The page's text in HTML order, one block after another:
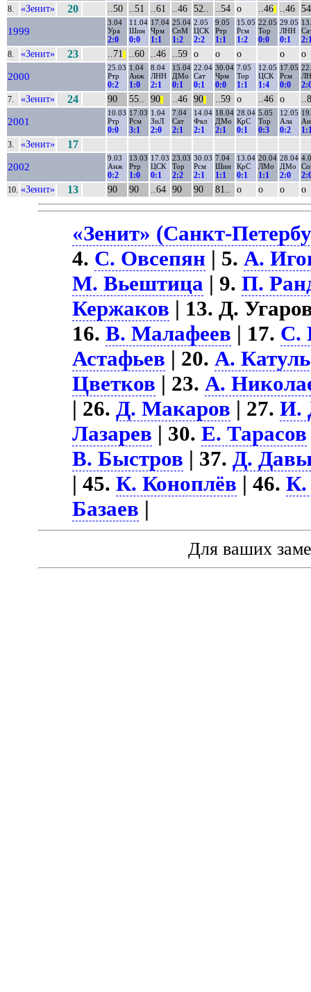
8. «Зенит» 20 ..50 ..51 ..61 ..46 52.. ..54 о ..46 ..46
1999
3.04
Ура
2:0
11.04
Шин
0:0
17.04
Чрм
1:1
25.04
СпМ
1:2
2.05
ЦСК
2:2
9.05
Ртр
1:1
15.05
Рсм
1:2
22.05
Тор
0:0
29.05
ЛНН
0:1
8. «Зенит» 23 ..71 ..60 ..46 ..59 о о о о о
2000
25.03
Ртр
0:2
1.04
Анж
1:0
8.04
ЛНН
2:1
15.04
ДМо
0:1
22.04
Сат
0:1
30.04
Чрм
0:0
7.05
Тор
1:1
12.05
ЦСК
1:4
17.05
Рсм
0:0
7. «Зенит» 24 90 55.. 90 ..46 90 ..59 о ..46 о
2001
10.03
Ртр
0:0
17.03
Рсм
3:1
1.04
ЗиЛ
2:0
7.04
Сат
2:1
14.04
Фкл
2:1
18.04
ДМо
2:1
28.04
КрС
0:1
5.05
Тор
0:3
12.05
Ала
0:2
3. «Зенит» 17
2002
9.03
Анж
0:2
13.03
Ртр
1:0
17.03
ЦСК
0:1
23.03
Тор
2:2
30.03
Рсм
2:1
7.04
Шин
1:1
13.04
КрС
0:1
20.04
ЛМо
1:1
28.04
ДМо
2:0
10. «Зенит» 13 90 90 ..64 90 90 81.. о о о о
«Зенит» (Санкт-
4. С. Овсепян | 5.А.
М. Вьештица | 9.П.
Кержаков | 13. Д.
16.В. Малафеев | 17. С.
Астафьев | 20.А.
Цветков | 23.А.
| 26.Д. Макаров | 27.И.
Лазарев | 30.Е. Тарасов
В. Быстров | 37.Д.
| 45.К. Коноплёв | 46.К.
Базаев |
Для ваших